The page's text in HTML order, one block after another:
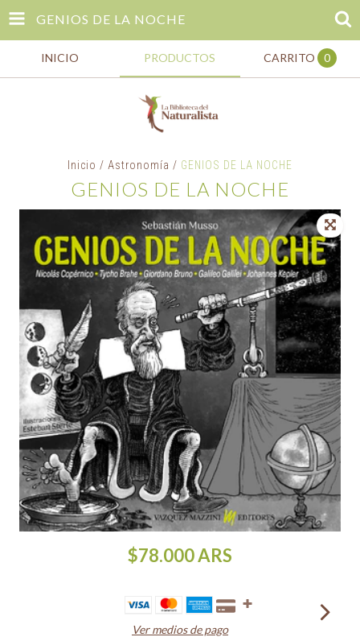
GENIOS DE LA NOCHE
INICIO PRODUCTOS CARRITO 0
Inicio / Astronomía / GENIOS DE LA NOCHE
GENIOS DE LA NOCHE
$78.000ARS
Ver medios de pago